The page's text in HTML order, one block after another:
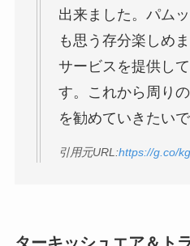
出来ました。パム
も思う存分楽しめ
サービスを提供し
す。これから周り
を勧めていきたいで
引用元URL:https://g.co/